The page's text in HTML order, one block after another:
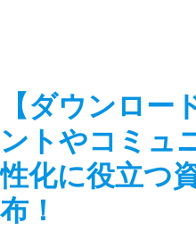
【ダウンロー
ントやコミュ
性化に役立つ
布！